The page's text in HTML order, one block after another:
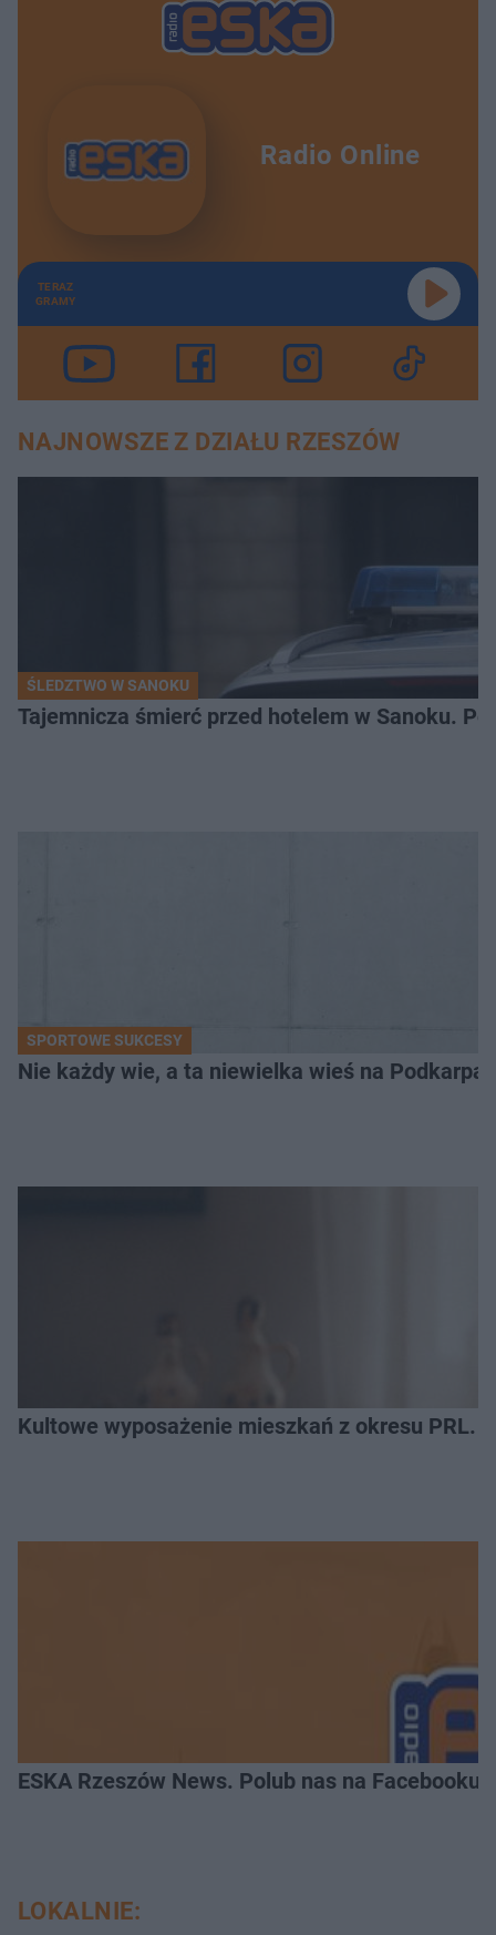
Radio Online
TERAZ
GRAMY
NAJNOWSZE Z DZIAŁU RZESZÓW
ŚLEDZTWO W SANOKU
Tajemnicza śmierć przed hotelem w Sanoku.
SPORTOWE SUKCESY
Nie każdy wie, a ta niewielka wieś na
Kultowe wyposażenie mieszkań z okresu PRL.
ESKA Rzeszów News. Polub nas na Facebooku!
LOKALNIE: